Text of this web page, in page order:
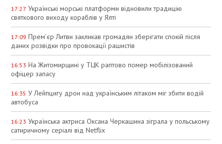
17:27 Українські морські платформи відновили традицію
святкового виходу кораблів у Ялті
17:09 Прем’єр Литви закликав громадян зберігати спокій після
даних розвідки про провокації рашистів
16:53 На Житомирщині у ТЦК раптово помер мобілізований
офіцер запасу
16:35 У Лейпцигу дрон над українським літаком міг збити водій
автобуса
16:23 Українська актриса Оксана Черкашина зіграла у польському
сатиричному серіалі від Netflix